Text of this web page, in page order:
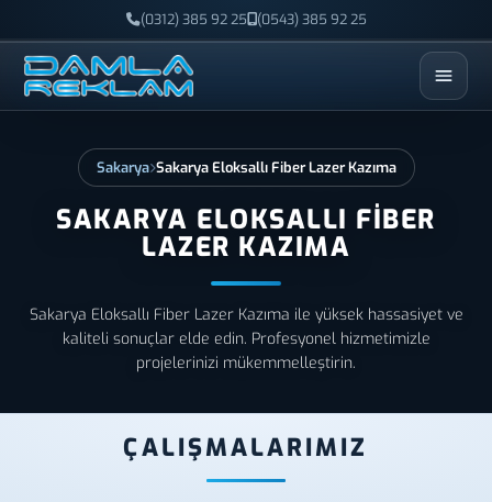
(0312) 385 92 25 (0543) 385 92 25
ESC
Sakarya Sakarya Eloksallı Fiber Lazer Kazıma
SAKARYA ELOKSALLI FIBER
LAZER KAZIMA
Sakarya Eloksallı Fiber Lazer Kazıma ile yüksek hassasiyet ve
kaliteli sonuçlar elde edin. Profesyonel hizmetimizle
projelerinizi mükemmelleştirin.
ÇALIŞMALARIMIZ